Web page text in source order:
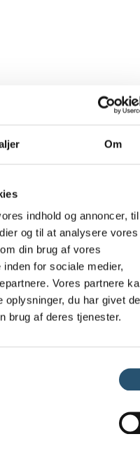
Om
indhold og annoncer,
og til at analysere vores
din brug af vores
for sociale medier,
Vores partnere
oplysninger, du har givet
brug af deres tjenester.
der nemt overses. Et
larmer svagt. Toilettet
i tide, kan de rettes, før de